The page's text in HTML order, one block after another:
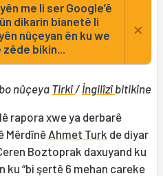
me li ser Google’ê
dikarin bianetê li
nûçeyan ên ku we
bikin...
×
nûçeyaTirkî/ İngilîzîbitikîne
rapora xwe ya derbarê
Mêrdînê Ahmet Turk de diyar
Boztoprak daxuyand ku
ku “bi şertê 6 mehan careke